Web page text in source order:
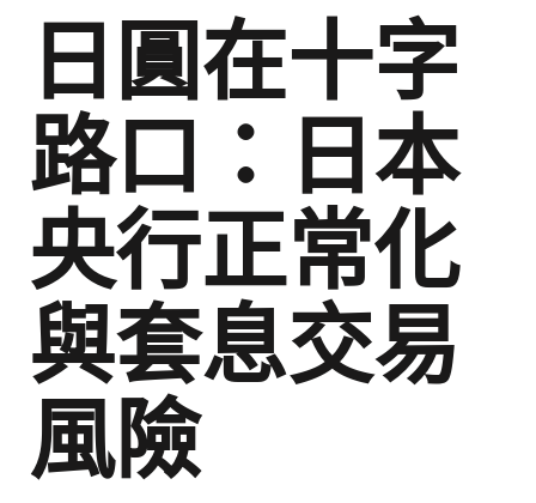
日圓在十字
路口：日本
央行正常化
與套息交易
風險